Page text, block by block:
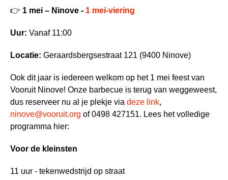
👉 1 mei – Ninove - 1 mei-viering
Uur: Vanaf 11:00
Locatie: Geraardsbergsestraat 121 (9400 Ninove)
Ook dit jaar is iedereen welkom op het 1 mei feest van
Vooruit Ninove! Onze barbecue is terug van weggeweest,
dus reserveer nu al je plekje via deze link,
ninove@vooruit.org of 0498 427151. Lees het volledige
programma hier:
Voor de kleinsten
11 uur - tekenwedstrijd op straat